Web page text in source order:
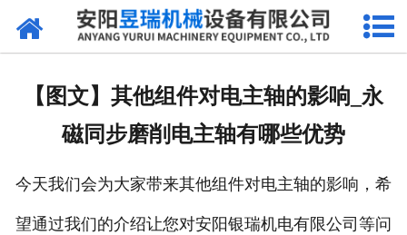
网站首页
【图文】其他组件对电主轴的影响_永
磁同步磨削电主轴有哪些优势
今天我们会为大家带来其他组件对电主轴的影响，希
望通过我们的介绍让您对安阳银瑞机电有限公司等问